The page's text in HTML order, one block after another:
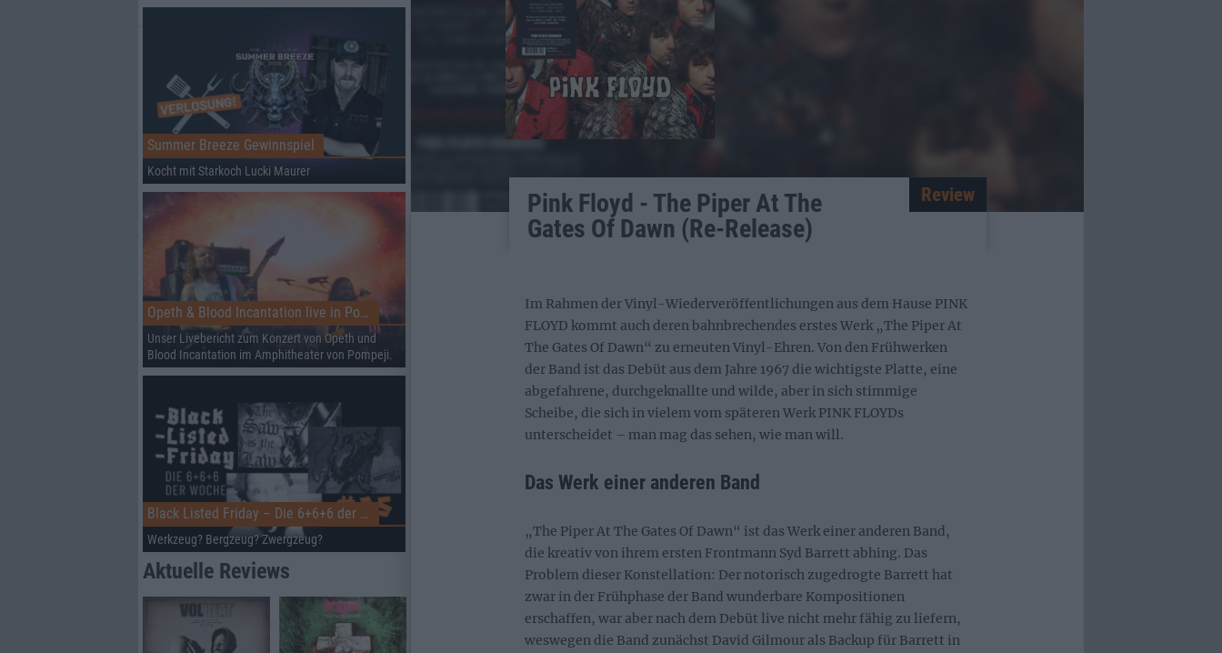
Pink Floyd - The Piper At The
Gates Of Dawn (Re-Release)
Review
Im Rahmen der Vinyl-Wiederveröffentlichungen aus dem Hause PINK
FLOYD kommt auch deren bahnbrechendes erstes Werk „The Piper At
The Gates Of Dawn“ zu erneuten Vinyl-Ehren. Von den Frühwerken
der Band ist das Debüt aus dem Jahre 1967 die wichtigste Platte, eine
abgefahrene, durchgeknallte und wilde, aber in sich stimmige
Scheibe, die sich in vielem vom späteren Werk PINK FLOYDs
unterscheidet – man mag das sehen, wie man will.
Das Werk einer anderen Band
„The Piper At The Gates Of Dawn“ ist das Werk einer anderen Band,
die kreativ von ihrem ersten Frontmann Syd Barrett abhing. Das
Problem dieser Konstellation: Der notorisch zugedrogte Barrett hat
zwar in der Frühphase der Band wunderbare Kompositionen
erschaffen, war aber nach dem Debüt live nicht mehr fähig zu liefern,
weswegen die Band zunächst David Gilmour als Backup für Barrett in
Summer Breeze Gewinnspiel
Kocht mit Starkoch Lucki Maurer
Opeth & Blood Incantation live in Pompeji
Unser Livebericht zum Konzert von Opeth und
Blood Incantation im Amphitheater von Pompeji.
Black Listed Friday – Die 6+6+6 der Woche
Werkzeug? Bergzeug? Zwergzeug?
Aktuelle Reviews